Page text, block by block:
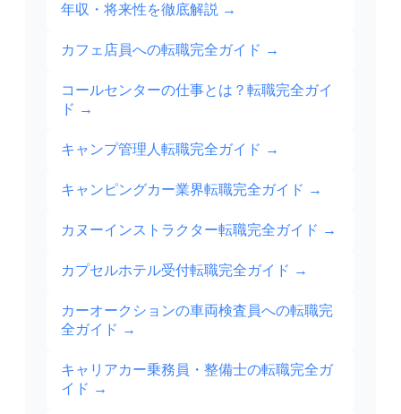
年収・将来性を徹底解説 →
カフェ店員への転職完全ガイド →
コールセンターの仕事とは？転職完全ガイ
ド →
キャンプ管理人転職完全ガイド →
キャンピングカー業界転職完全ガイド →
カヌーインストラクター転職完全ガイド →
カプセルホテル受付転職完全ガイド →
カーオークションの車両検査員への転職完
全ガイド →
キャリアカー乗務員・整備士の転職完全ガ
イド →